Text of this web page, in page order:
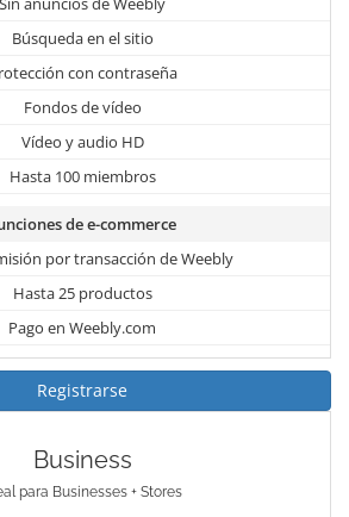
Búsqueda en el sitio
con contraseña
Fondos de vídeo
Vídeo y audio HD
Hasta 100 miembros
de e-commerce
por transacción de Weebly
Hasta 25 productos
Pago en Weebly.com
Registrarse
Business
para Businesses + Stores